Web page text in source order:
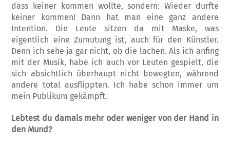
dass keiner kommen wollte, sondern: Wieder durfte
keiner kommen! Dann hat man eine ganz andere
Intention. Die Leute sitzen da mit Maske, was
eigentlich eine Zumutung ist, auch für den Künstler.
Denn ich sehe ja gar nicht, ob die lachen. Als ich anfing
mit der Musik, habe ich auch vor Leuten gespielt, die
sich absichtlich überhaupt nicht bewegten, während
andere total ausflippten. Ich habe schon immer um
mein Publikum gekämpft.
Lebtest du damals mehr oder weniger von der Hand in
den Mund?